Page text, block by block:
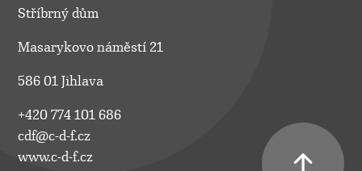
Stříbrný dům
Masarykovo náměstí 21
586 01 Jihlava
+420 774 101 686
cdf@c-d-f.cz
www.c-d-f.cz